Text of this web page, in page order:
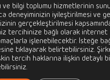
bilgi toplumu hizmetlerinin
deneyiminizin iyileştirilmesi ve
gerçekleştirilmesi
tercihinize bağlı olarak internet
işlenebilecektir. İsteğe
tıklayarak belirtebilirsiniz.
tercih haklarına ilişkin detaylı